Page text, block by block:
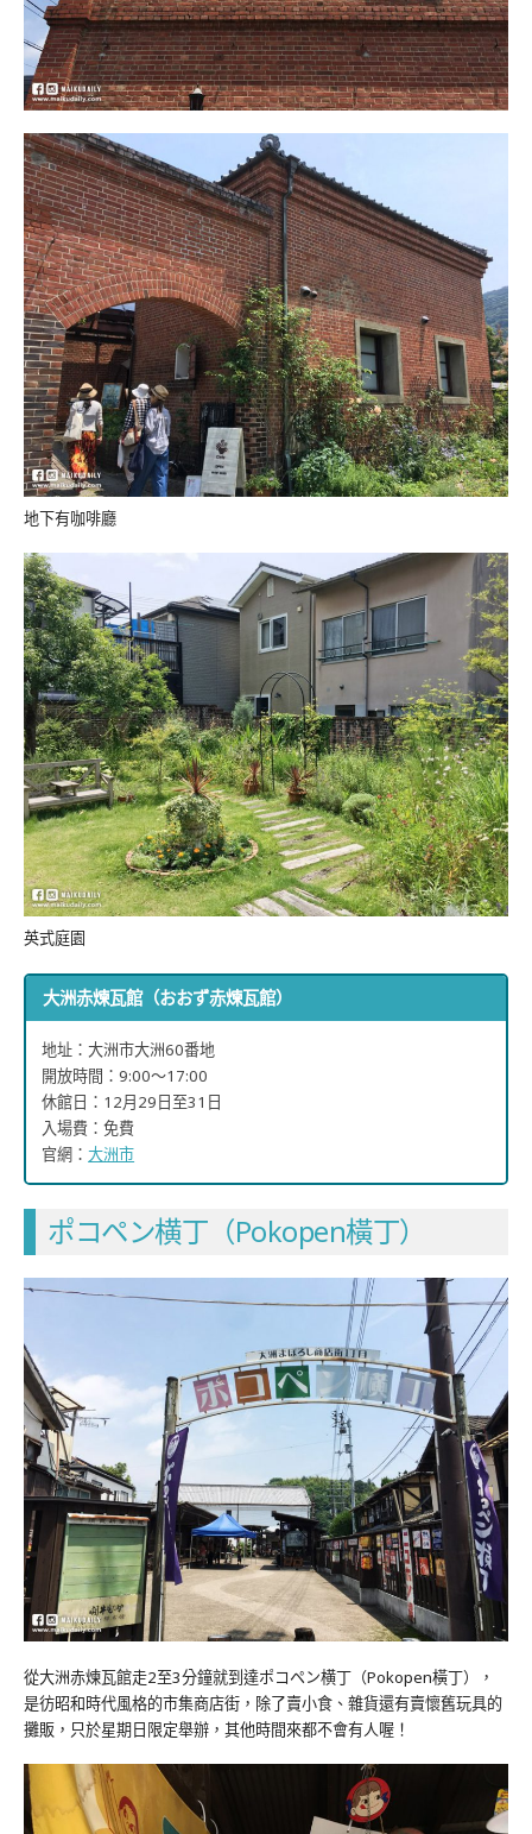
地下有咖啡廳
英式庭園
大洲赤煉瓦館（おおず赤煉瓦館）
地址：大洲市大洲60番地
開放時間：9:00～17:00
休館日：12月29日至31日
入場費：免費
官網：大洲市
ポコペン横丁（Pokopen橫丁）
從大洲赤煉瓦館走2至3分鐘就到達ポコペン横丁（Pokopen橫丁），
是彷昭和時代風格的市集商店街，除了賣小食、雜貨還有賣懷舊玩具的
攤販，只於星期日限定舉辦，其他時間來都不會有人喔！